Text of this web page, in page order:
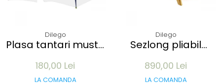
Dilego
Plasa tantari muste
- 12 m lungime -
culoare alb
180,00 Lei
LA COMANDA
Dilego
Sezlong pliabil
TEAK 200x57x34 cm
- pliabil cu roti
890,00 Lei
LA COMANDA